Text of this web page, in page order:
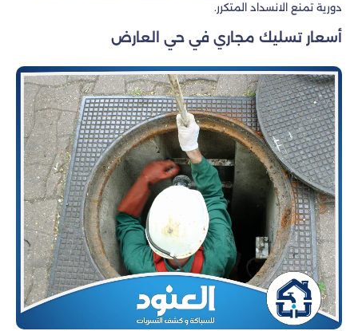
دورية تمنع الانسداد المتكرر.
أسعار تسليك مجاري في حي العارض